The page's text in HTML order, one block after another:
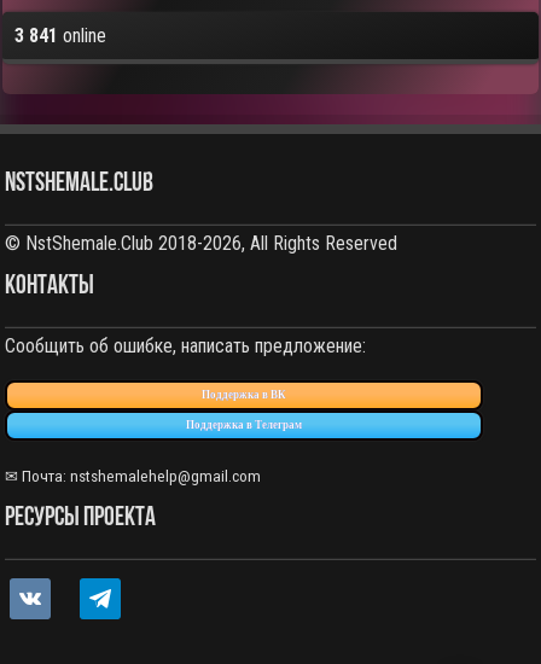
3 841 online
NstShemale.Club
© NstShemale.Club 2018-2026, All Rights Reserved
КОНТАКТЫ
Сообщить об ошибке, написать предложение:
Поддержка в ВК
Поддержка в Телеграм
✉ Почта:nstshemalehelp@gmail.com
РЕСУРСЫ ПРОЕКТА
vkontakte telegram